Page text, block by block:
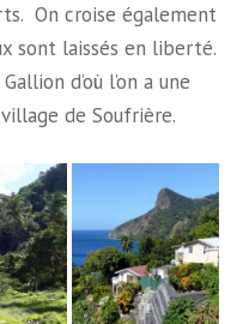
On croise également
sont laissés en liberté.
d’où l’on a une
de Soufrière.